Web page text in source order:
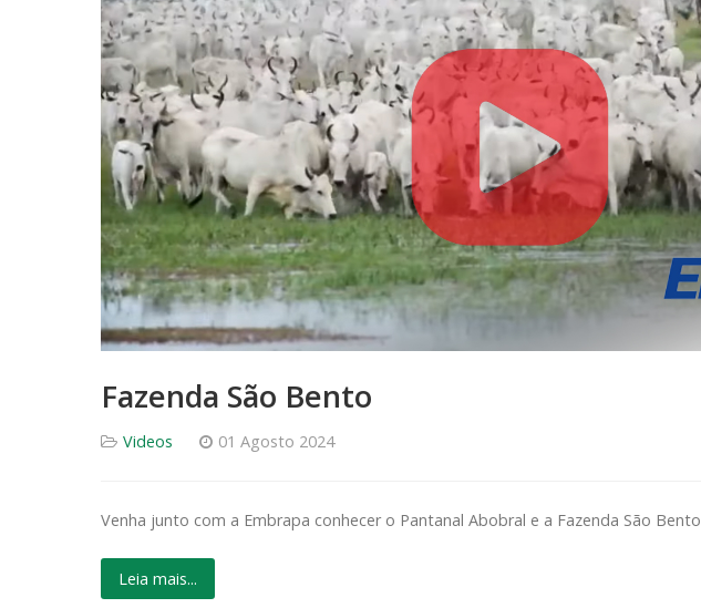
Fazenda São Bento
Videos 01 Agosto 2024
Venha junto com a Embrapa conhecer o Pantanal Abobral e a Fazenda São Bento
Leia mais...